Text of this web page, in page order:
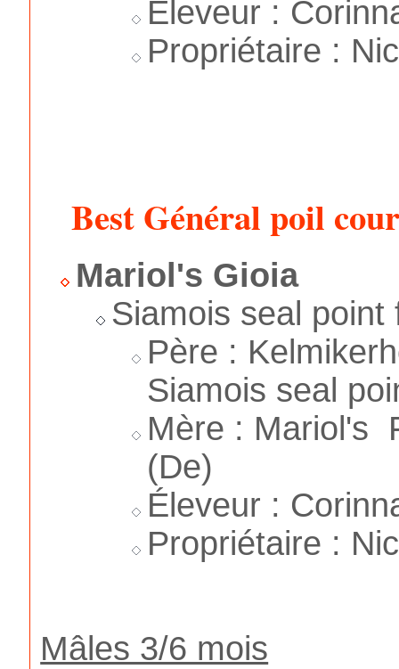
Éleveur :
Propriétaire :
Best Général poil
Mariol's Gioia
Siamois seal
Père :
Siamois seal
Mère : Mariol's
(De)
Éleveur :
Propriétaire :
Mâles 3/6 mois